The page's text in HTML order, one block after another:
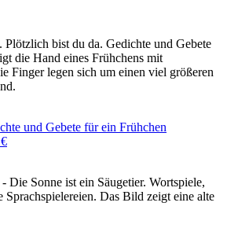
und Gebete für ein Frühchen